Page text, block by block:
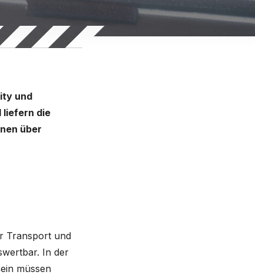
und
liefern die
über
Transport und
In der
müssen